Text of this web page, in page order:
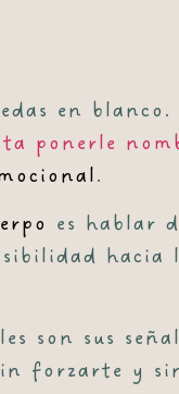
en blanco.
ponerle
.
es hablar
hacia
son sus
forzarte y